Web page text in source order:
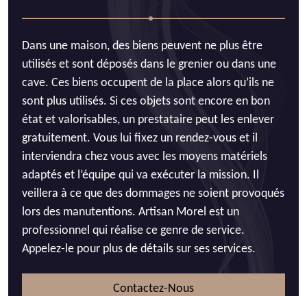
Dans une maison, des biens peuvent ne plus être
utilisés et sont déposés dans le grenier ou dans une
cave. Ces biens occupent de la place alors qu’ils ne
sont plus utilisés. Si ces objets sont encore en bon
état et valorisables, un prestataire peut les enlever
gratuitement. Vous lui fixez un rendez-vous et il
interviendra chez vous avec les moyens matériels
adaptés et l’équipe qui va exécuter la mission. Il
veillera à ce que des dommages ne soient provoqués
lors des manutentions. Artisan Morel est un
professionnel qui réalise ce genre de service.
Appelez-le pour plus de détails sur ses services.
Contactez-Nous